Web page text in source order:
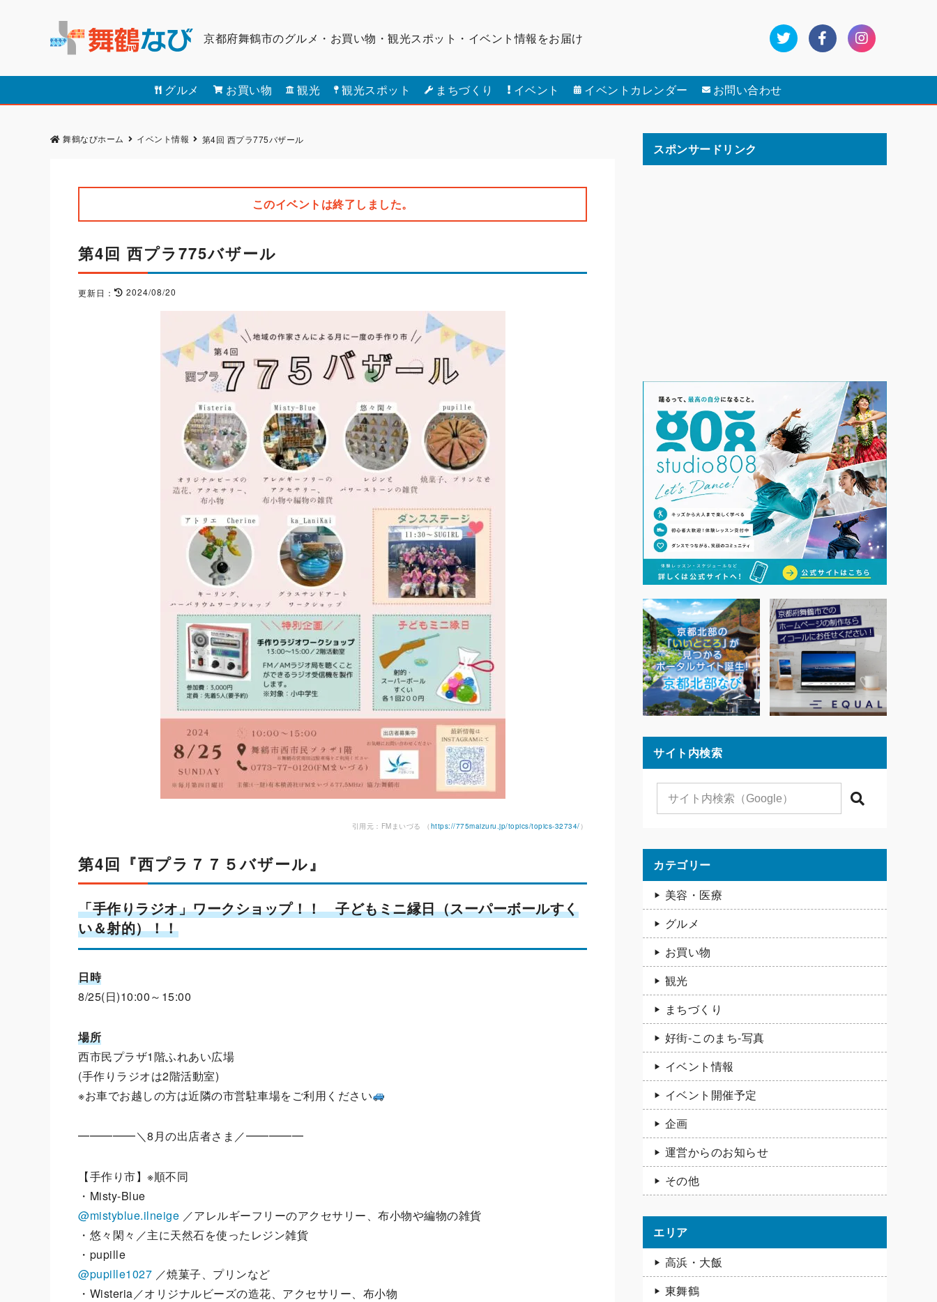
京都府舞鶴市のグルメ・お買い物・観光スポット・ イベント情報をお届け
グルメ お買い物 観光 観光スポット まちづくり イベント イベントカレンダー お問い合わせ
舞鶴なびホーム イベント情報 第4回 西プラ775バザール
このイベントは終了しました。
第4回 西プラ775バザール
更新日： 2024/08/20
引用元：FMまいづる （ https://775maizuru.jp/topics/topics-32734/ ）
第4回『西プラ７７５バザール』
「手作りラジオ」ワークショップ！！ 子どもミニ縁日（スーパーボールすく
い＆射的）！！
日時
8/25(日)10:00～15:00
場所
⻄市⺠プラザ1階ふれあい広場
(手作りラジオは2階活動室)
※お車でお越しの方は近隣の市営駐⾞場をご利⽤ください
━━━━━＼8月の出店者さま／━━━━━
【手作り市】※順不同
・Misty-Blue
@mistyblue.ilneige ／アレルギーフリーのアクセサリー、布小物や編物の雑貨
・悠々閑々／主に天然石を使ったレジン雑貨
・pupille
@pupille1027 ／焼菓子、プリンなど
・Wisteria／オリジナルビーズの造花、アクセサリー、布小物
スポンサードリンク
サイト内検索
検索
カテゴリー
美容・医療
グルメ
お買い物
観光
まちづくり
好街-このまち-写真
イベント情報
イベント開催予定
企画
運営からのお知らせ
その他
エリア
高浜・大飯
東舞鶴